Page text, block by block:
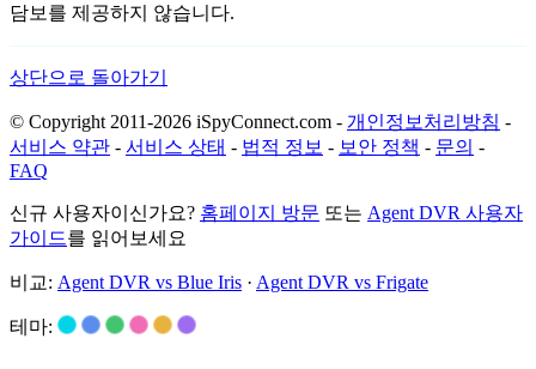
담보를 제공하지 않습니다.
상단으로 돌아가기
© Copyright 2011-2026 iSpyConnect.com - 개인정보처리방침 -
서비스 약관 - 서비스 상태 - 법적 정보 - 보안 정책 - 문의 -
FAQ
신규 사용자이신가요? 홈페이지 방문 또는 Agent DVR 사용자
가이드를 읽어보세요
비교: Agent DVR vs Blue Iris · Agent DVR vs Frigate
테마: